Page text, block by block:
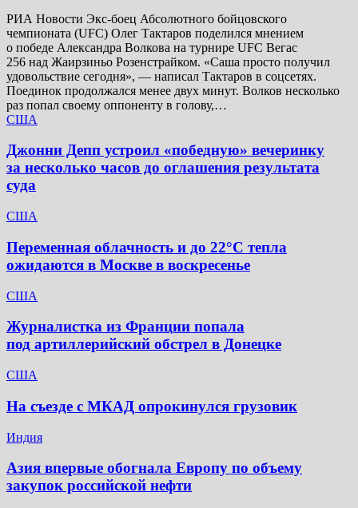
РИА Новости Экс-боец Абсолютного бойцовского
чемпионата (UFC) Олег Тактаров поделился мнением
о победе Александра Волкова на турнире UFC Вегас
256 над Жаирзиньо Розенстрайком. «Саша просто получил
удовольствие сегодня», — написал Тактаров в соцсетях.
Поединок продолжался менее двух минут. Волков несколько
раз попал своему оппоненту в голову,…
США
Джонни Депп устроил «победную» вечеринку
за несколько часов до оглашения результата
суда
США
Переменная облачность и до 22°C тепла
ожидаются в Москве в воскресенье
США
Журналистка из Франции попала
под артиллерийский обстрел в Донецке
США
На съезде с МКАД опрокинулся грузовик
Индия
Азия впервые обогнала Европу по объему
закупок российской нефти